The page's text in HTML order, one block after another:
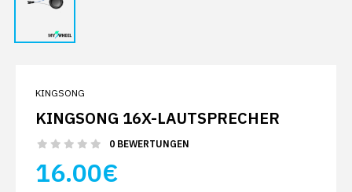
KINGSONG
KINGSONG 16X-LAUTSPRECHER
0 BEWERTUNGEN
16.00€